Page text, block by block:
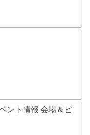
ント情報 会場＆ピ